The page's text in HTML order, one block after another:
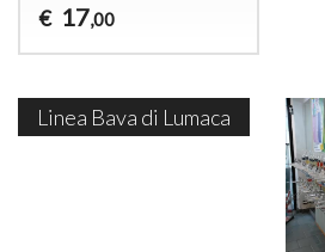
€ 17,00
Linea Bava di Lumaca